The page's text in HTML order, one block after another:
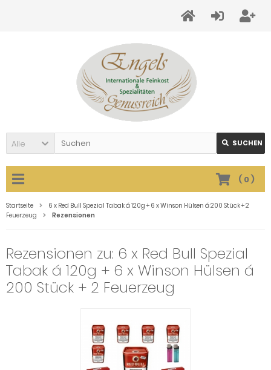
Alle SUCHEN
( 0)
Startseite
6 x Red Bull Spezial Tabak á 120g + 6 x Winson Hülsen á 200 Stück + 2
Feuerzeug
Rezensionen
Rezensionen zu: 6 x Red Bull Spezial
Tabak á 120g + 6 x Winson Hülsen á
200 Stück + 2 Feuerzeug